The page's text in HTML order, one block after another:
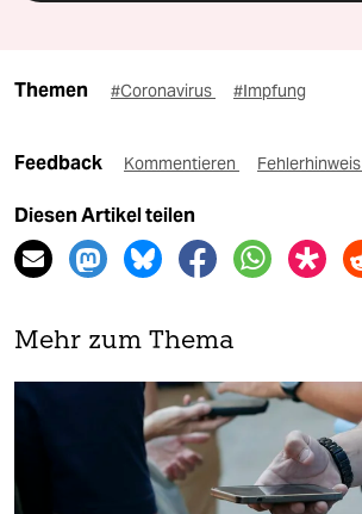
Themen #Coronavirus #Impfung
Feedback Kommentieren Fehlerhinweis
Diesen Artikel teilen
Mehr zum Thema